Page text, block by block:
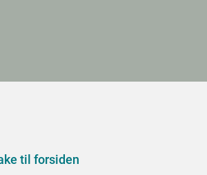
til forsiden